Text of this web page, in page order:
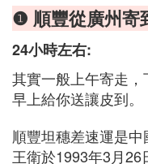
❶ 順豐從廣州寄
24小時左右:
其實一般上午寄走
早上給你送讓皮到。
順豐坦穗差速運是
王衛於1993年3月